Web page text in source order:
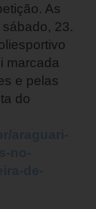
As
23.
marcada
e pelas
do